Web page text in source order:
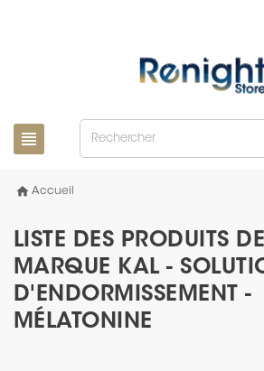
view_headline
home Accueil
LISTE DES PRODUITS
MARQUE KAL -
D'ENDORMISSEMENT -
MÉLATONINE